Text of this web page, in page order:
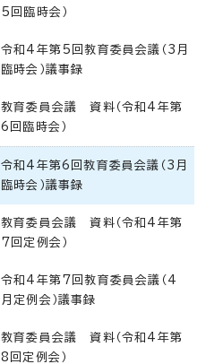
5回臨時会）
令和4年第5回教育委員会議（3月
臨時会）議事録
教育委員会議 資料（令和4年第
6回臨時会）
令和4年第6回教育委員会議（3月
臨時会）議事録
教育委員会議 資料（令和4年第
7回定例会）
令和4年第7回教育委員会議（4
月定例会）議事録
教育委員会議 資料（令和4年第
8回定例会）